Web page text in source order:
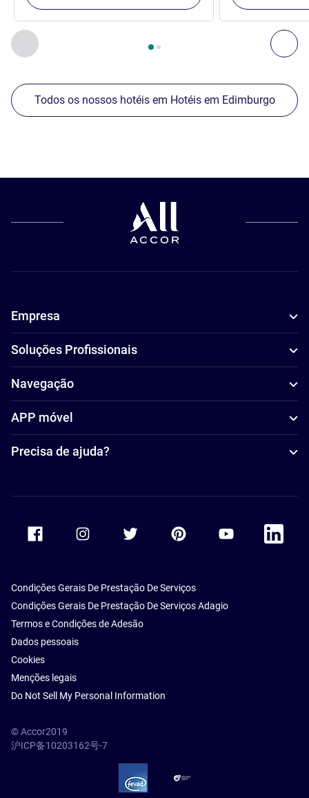
Anterior - Os nossos outros estabelecimentos nas
Página , Os nossos outros estabelecimentos nas
Todos os nossos hotéis em Hotéis em Edimburgo
Empresa
Soluções Profissionais
Navegação
APP móvel
Precisa de ajuda?
Accor Youtube
Accor
Condições Gerais De Prestação De Serviços
Condições Gerais De Prestação De Serviços Adagio
Termos e Condições de Adesão
Dados pessoais
Cookies
Menções legais
Do Not Sell My Personal Information
© Accor2019
沪ICP备10203162号-7